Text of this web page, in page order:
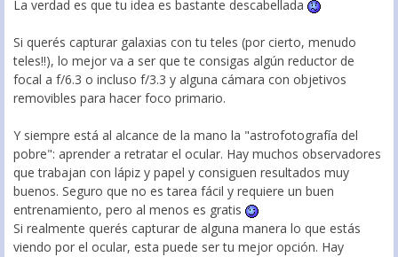
La verdad es que tu idea es bastante descabellada
Si querés capturar galaxias con tu teles (por cierto, menudo
teles!!), lo mejor va a ser que te consigas algún reductor de
focal a f/6.3 o incluso f/3.3 y alguna cámara con objetivos
removibles para hacer foco primario.
Y siempre está al alcance de la mano la "astrofotografía del
pobre": aprender a retratar el ocular. Hay muchos observadores
que trabajan con lápiz y papel y consiguen resultados muy
buenos. Seguro que no es tarea fácil y requiere un buen
entrenamiento, pero al menos es gratis
Si realmente querés capturar de alguna manera lo que estás
viendo por el ocular, esta puede ser tu mejor opción. Hay